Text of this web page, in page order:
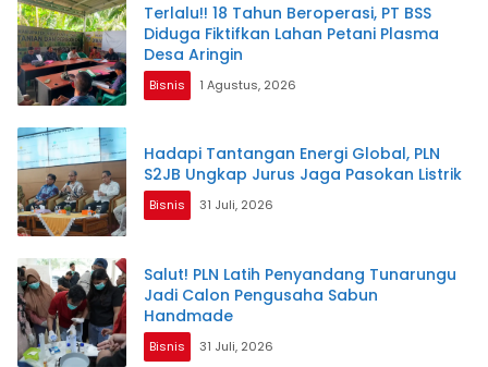
Terlalu!! 18 Tahun Beroperasi, PT BSS
Diduga Fiktifkan Lahan Petani Plasma
Desa Aringin
Bisnis 1 Agustus, 2026
Hadapi Tantangan Energi Global, PLN
S2JB Ungkap Jurus Jaga Pasokan Listrik
Bisnis 31 Juli, 2026
Salut! PLN Latih Penyandang Tunarungu
Jadi Calon Pengusaha Sabun
Handmade
Bisnis 31 Juli, 2026